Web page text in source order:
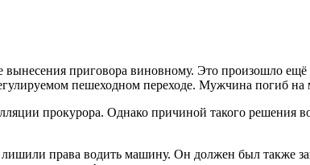
приговора виновному. Это произошло ещё
пешеходном переходе. Мужчина погиб на
прокурора. Однако причиной такого решения
права водить машину. Он должен был также